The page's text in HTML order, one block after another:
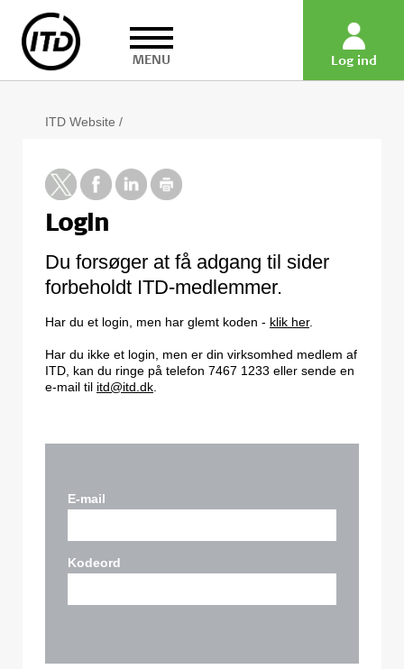
MENU Log ind
ITD Website /
Login
Du forsøger at få adgang til sider
forbeholdt ITD-medlemmer.
Har du et login, men har glemt koden - klik her.
Har du ikke et login, men er din virksomhed medlem af
ITD, kan du ringe på telefon 7467 1233 eller sende en
e-mail til itd@itd.dk
E-mail
Kodeord